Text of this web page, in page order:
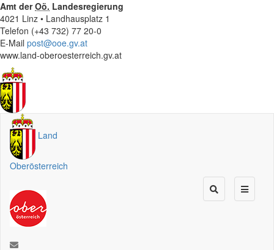
Amt derOö. Landesregierung
4021 Linz • Landhausplatz 1
Telefon (+43 732) 77 20-0
E-Mail post@ooe.gv.at
www.land-oberoesterreich.gv.at
Land
Oberösterreich